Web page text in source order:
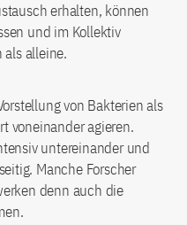
erhalten, können
und im Kollektiv
alleine.
von Bakterien als
voneinander agieren.
untereinander und
Manche Forscher
denn auch die